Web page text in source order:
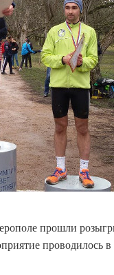
прошли
проводилось